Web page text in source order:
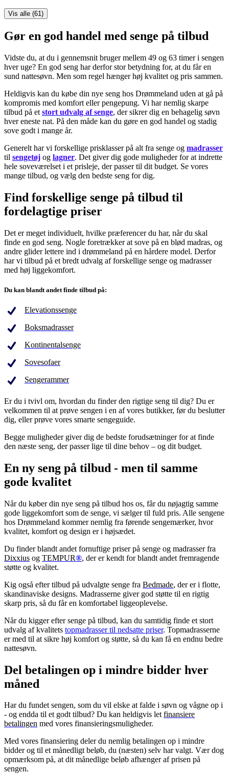
Vis alle (61 )
Gør en god handel med senge på tilbud
Vidste du, at du i gennemsnit bruger mellem 49 og 63 timer i sengen
hver uge? En god seng har derfor stor betydning for, at du får en
sund nattesøvn. Men som regel hænger høj kvalitet og pris sammen.
Heldigvis kan du købe din nye seng hos Drømmeland uden at gå på
kompromis med komfort eller pengepung. Vi har nemlig skarpe
tilbud på et stort udvalg af senge, der sikrer dig en behagelig søvn
hver eneste nat. På den måde kan du gøre en god handel og stadig
sove godt i mange år.
Generelt har vi forskellige prisklasser på alt fra senge og madrasser
til sengetøj og lagner. Det giver dig gode muligheder for at indrette
hele soveværelset i et prisleje, der passer til dit budget. Se vores
mange tilbud, og vælg den bedste seng for dig.
Find forskellige senge på tilbud til
fordelagtige priser
Det er meget individuelt, hvilke præferencer du har, når du skal
finde en god seng. Nogle foretrækker at sove på en blød madras, og
andre glider lettere ind i drømmeland på en hårdere model. Derfor
har vi tilbud på et bredt udvalg af forskellige senge og madrasser
med høj liggekomfort.
Du kan blandt andet finde tilbud på:
Elevationssenge
Boksmadrasser
Kontinentalsenge
Sovesofaer
Sengerammer
Er du i tvivl om, hvordan du finder den rigtige seng til dig? Du er
velkommen til at prøve sengen i en af vores butikker, før du beslutter
dig, eller prøve vores smarte sengeguide.
Begge muligheder giver dig de bedste forudsætninger for at finde
den næste seng, der passer lige til dine behov – og dit budget.
En ny seng på tilbud - men til samme
gode kvalitet
Når du køber din nye seng på tilbud hos os, får du nøjagtig samme
gode liggekomfort som de senge, vi sælger til fuld pris. Alle sengene
hos Drømmeland kommer nemlig fra førende sengemærker, hvor
kvalitet, komfort og design er i højsædet.
Du finder blandt andet fornuftige priser på senge og madrasser fra
Dixxius og TEMPUR®, der er kendt for blandt andet fremragende
støtte og kvalitet.
Kig også efter tilbud på udvalgte senge fra Bedmade, der er i flotte,
skandinaviske designs. Madrasserne giver god støtte til en rigtig
skarp pris, så du får en komfortabel liggeoplevelse.
Når du kigger efter senge på tilbud, kan du samtidig finde et stort
udvalg af kvalitets topmadrasser til nedsatte priser. Topmadrasserne
er med til at sikre høj komfort og støtte, så du kan få en endnu bedre
nattesøvn.
Del betalingen op i mindre bidder hver
måned
Har du fundet sengen, som du vil elske at falde i søvn og vågne op i
- og endda til et godt tilbud? Du kan heldigvis letfinansiere
betalingen med vores finansieringsmuligheder.
Med vores finansiering deler du nemlig betalingen op i mindre
bidder og til et månedligt beløb, du (næsten) selv har valgt. Vær dog
opmærksom på, at dit månedlige beløb afhænger af prisen på
sengen.